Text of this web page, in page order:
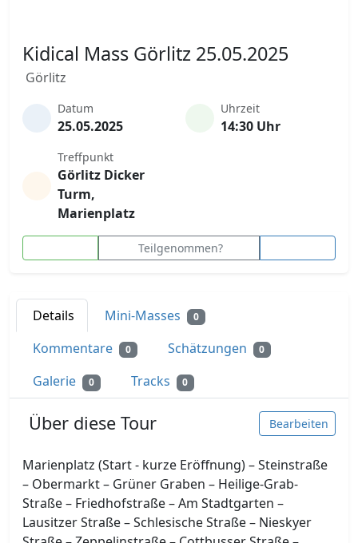
Kidical Mass Görlitz 25.05.2025
Görlitz
Datum
25.05.2025
Uhrzeit
14:30 Uhr
Treffpunkt
Görlitz Dicker
Turm,
Marienplatz
Teilgenommen?
Details Mini-Masses 0
Kommentare 0 Schätzungen 0
Galerie 0 Tracks 0
Über diese Tour Bearbeiten
Marienplatz (Start - kurze Eröffnung) – Steinstraße
– Obermarkt – Grüner Graben – Heilige-Grab-
Straße – Friedhofstraße – Am Stadtgarten –
Lausitzer Straße – Schlesische Straße – Nieskyer